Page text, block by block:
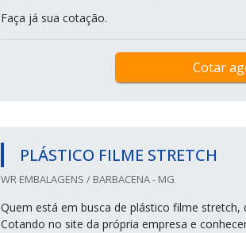
Faça já sua cotação.
Cotar
PLÁSTICO FILME STRETCH
WR EMBALAGENS / BARBACENA - MG
Quem está em busca de plástico filme stretch,
Cotando no site da própria empresa e